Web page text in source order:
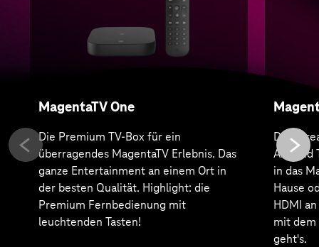
MagentaTV One
Die Premium TV-Box für ein
überragendes MagentaTV Erlebnis. Das
ganze Entertainment an einem Ort in
der besten Qualität. Highlight: die
Premium Fernbedienung mit
leuchtenden Tasten!
Der
Android
in das
Hause
HDMI
mit dem
geht's.